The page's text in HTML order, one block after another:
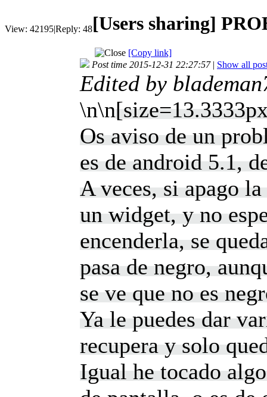
View: 42195|Reply: 48[Users sharing]
[Copy link]
Post time 2015-12-31 22:27:57 | Show all
Edited by
\n\n
Os aviso de un
es de android 5.1,
A veces, si apago
un widget, y no
encenderla, se
pasa de negro,
se ve que no es
Ya le puedes dar
recupera y solo
Igual he tocado